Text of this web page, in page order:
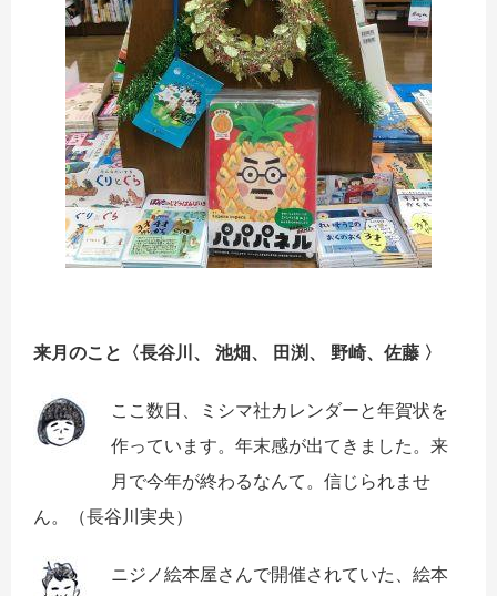
来月のこと〈長谷川、 池畑、 田渕、 野崎、佐藤 〉
ここ数日、ミシマ社カレンダーと年賀状を
作っています。年末感が出てきました。来
月で今年が終わるなんて。信じられませ
ん。（長谷川実央）
ニジノ絵本屋さんで開催されていた、絵本